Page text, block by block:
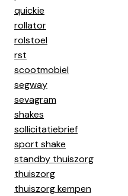
quickie
rollator
rolstoel
rst
scootmobiel
segway
sevagram
shakes
sollicitatiebrief
sport shake
standby thuiszorg
thuiszorg
thuiszorg kempen